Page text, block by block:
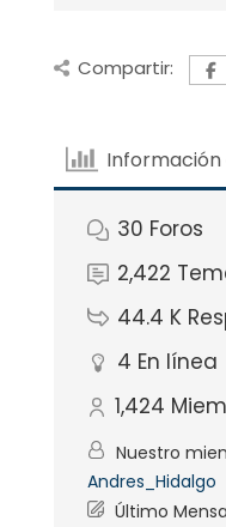
Compartir:
30 Foros
2,422
44.4 K
4 En línea
1,424
Nuestro
Andres_Hidalgo
Último